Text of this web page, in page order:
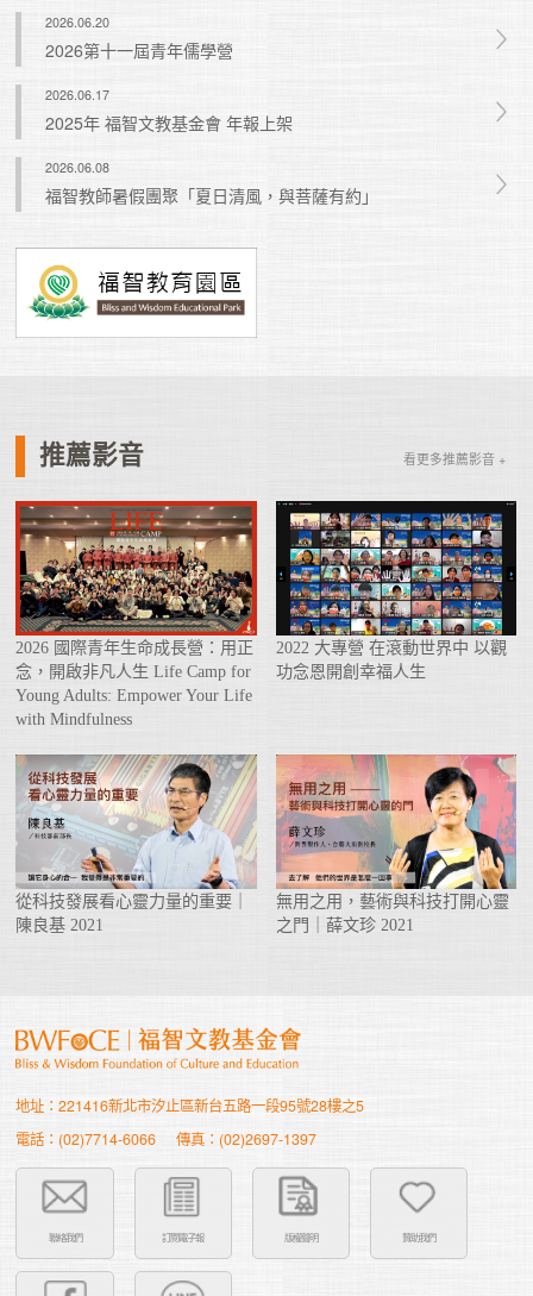
2026.06.20
2026第十一屆青年儒學營
2026.06.17
2025年 福智文教基金會 年報上架
2026.06.08
福智教師暑假團聚「夏日清風，與菩薩有約」
推薦影音 看更多推薦影音 +
2026 國際青年生命成長營：用正
念，開啟非凡人生 Life Camp for
Young Adults: Empower Your Life
with Mindfulness
2022 大專營 在滾動世界中 以觀
功念恩開創幸福人生
從科技發展看心靈力量的重要｜
陳良基 2021
無用之用，藝術與科技打開心靈
之門｜薛文珍 2021
地址：221416新北市汐止區新台五路一段95號28樓之5
電話：(02)7714-6066
傳真：(02)2697-1397
聯絡我們 訂閱電子報 版權聲明 贊助我們